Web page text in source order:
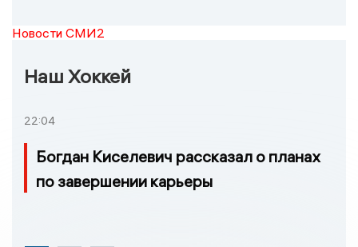
Новости СМИ2
Наш Хоккей
22:04
Богдан Киселевич рассказал о планах
по завершении карьеры